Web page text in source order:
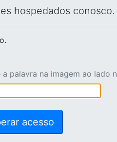
hospedados conosco.
a palavra na imagem ao lado